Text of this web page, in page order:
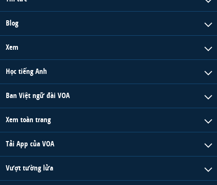
Blog
Xem
Học tiếng Anh
Ban Việt ngữ đài VOA
Xem toàn trang
Tải App của VOA
Vượt tường lửa